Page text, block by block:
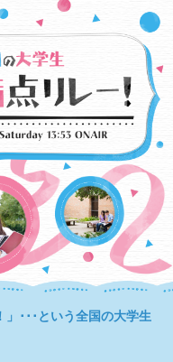
」･･･という全国の大学生